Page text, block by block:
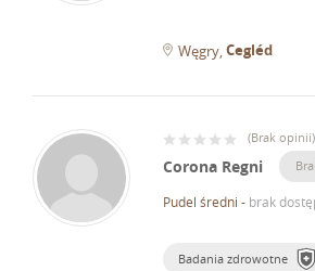
Węgry Cegléd
(Brak opinii)
Corona Regni
Pudel średni - brak
Badania zdrowotne